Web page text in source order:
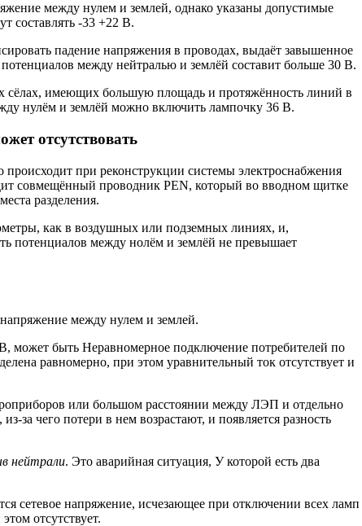
между нулем и землей, однако указаны допустимые
составлять -33 +22 В.
падение напряжения в проводах, выдаёт завышенное
между нейтралью и землёй составит больше 30 В.
сёлах, имеющих большую площадь и протяжённость линий в
нулём и землёй можно включить лампочку 36 В.
отсутствовать
при реконструкции системы электроснабжения
совмещённый проводник PEN, который во вводном щитке
разделения.
как в воздушных или подземных линиях, и,
потенциалов между нолём и землёй не превышает
между нулем и землей.
может быть Неравномерное подключение потребителей по
равномерно, при этом уравнительный ток отсутствует и
или большом расстоянии между ЛЭП и отдельно
за чего потери в нем возрастают, и появляется разность
нейтрали. Это аварийная ситуация, У которой есть два
сетевое напряжение, исчезающее при отключении всех ламп
отсутствует.